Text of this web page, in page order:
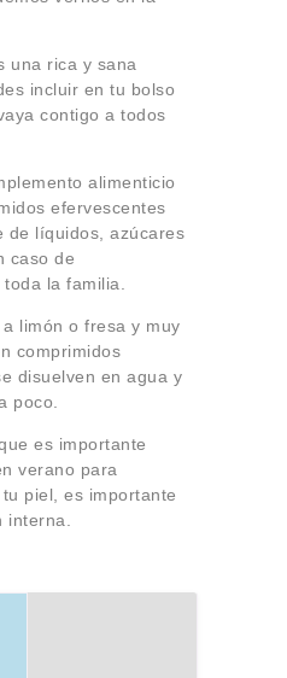
una rica y sana
incluir en tu bolso
contigo a todos
alimenticio
efervescentes
de líquidos, azúcares
caso de
la familia.
limón o fresa y muy
comprimidos
disuelven en agua y
poco.
es importante
verano para
piel, es importante